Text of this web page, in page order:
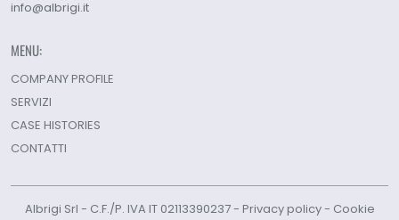
info@albrigi.it
MENU:
COMPANY PROFILE
SERVIZI
CASE HISTORIES
CONTATTI
Albrigi Srl - C.F./P. IVA IT 02113390237 - Privacy policy- Cookie